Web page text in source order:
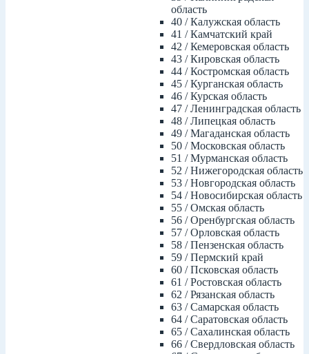
область
40 / Калужская область
41 / Камчатский край
42 / Кемеровская область
43 / Кировская область
44 / Костромская область
45 / Курганская область
46 / Курская область
47 / Ленинградская область
48 / Липецкая область
49 / Магаданская область
50 / Московская область
51 / Мурманская область
52 / Нижегородская область
53 / Новгородская область
54 / Новосибирская область
55 / Омская область
56 / Оренбургская область
57 / Орловская область
58 / Пензенская область
59 / Пермский край
60 / Псковская область
61 / Ростовская область
62 / Рязанская область
63 / Самарская область
64 / Саратовская область
65 / Сахалинская область
66 / Свердловская область